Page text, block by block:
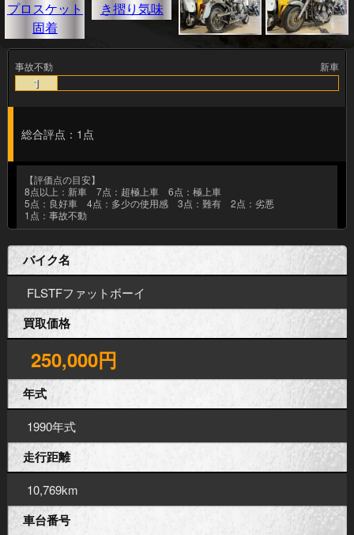
事故不動 新車
1
総合評点：1点
【評価点の目安】
8点以上：新車 7点：超極上車 6点：極上車
5点：良好車 4点：多少の使用感 3点：難有 2点：劣悪
1点：事故不動
バイク名
FLSTFファットボーイ
買取価格
250,000円
年式
1990年式
走行距離
10,769km
車台番号